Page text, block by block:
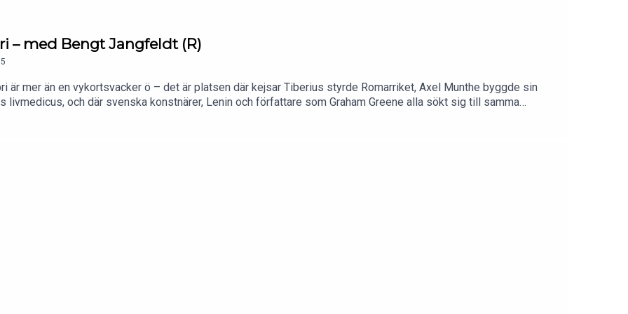
– med Bengt Jangfeldt (R)
5
är mer än en vykortsvacker ö – det är platsen där kejsar Tiberius styrde Romarriket, Axel Munthe byggde sin
livmedicus, och där svenska konstnärer, Lenin och författare som Graham Greene alla sökt sig till samma
författare till "Capri: Kulturhistoriska skisser", som berättar om öns myter och märkliga öden.I Stolpe
Yukiko Duke och Patrik Hadenius vår tids främsta författare och forskare inom humaniora och